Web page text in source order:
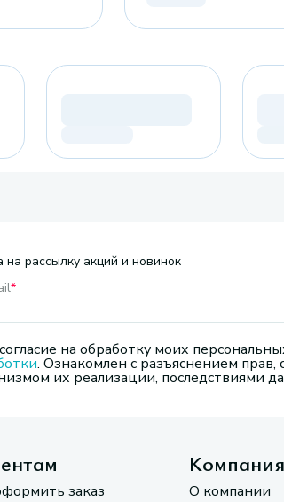
на рассылку акций и новинок
*
на обработку моих
. Ознакомлен с разъяснением прав,
их реализации, последствиями
заказ
Компания
О компании